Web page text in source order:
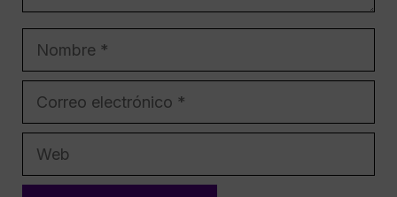
Nombre
Correo
Web